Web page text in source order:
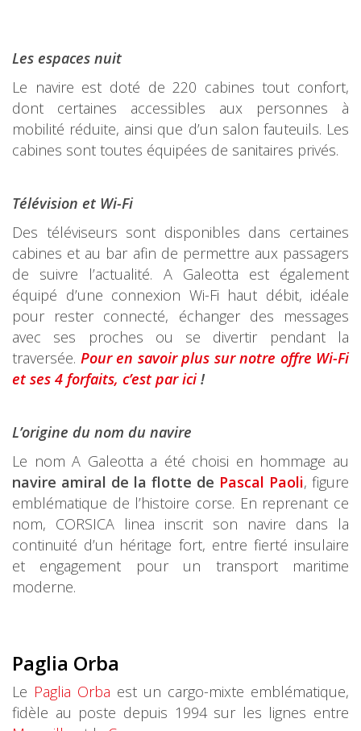
Les espaces nuit
Le navire est doté de 220 cabines tout confort,
dont certaines accessibles aux personnes à
mobilité réduite, ainsi que d’un salon fauteuils. Les
cabines sont toutes équipées de sanitaires privés.
Télévision et Wi-Fi
Des téléviseurs sont disponibles dans certaines
cabines et au bar afin de permettre aux passagers
de suivre l’actualité. A Galeotta est également
équipé d’une connexion Wi-Fi haut débit, idéale
pour rester connecté, échanger des messages
avec ses proches ou se divertir pendant la
traversée. Pour en savoir plus sur notre offre Wi-Fi
et ses 4 forfaits, c’est par ici!
L’origine du nom du navire
Le nom A Galeotta a été choisi en hommage au
navire amiral de la flotte de Pascal Paoli, figure
emblématique de l’histoire corse. En reprenant ce
nom, CORSICA linea inscrit son navire dans la
continuité d’un héritage fort, entre fierté insulaire
et engagement pour un transport maritime
moderne.
Paglia Orba
Le Paglia Orba est un cargo-mixte emblématique,
fidèle au poste depuis 1994 sur les lignes entre